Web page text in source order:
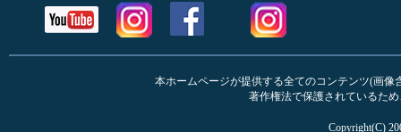
本ホームページが提供する全てのコンテンツ(画
著作権法で保護されているた
Copyright(C)